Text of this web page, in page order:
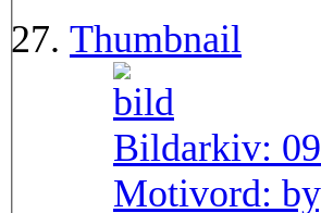
Thumbnail
Bildarkiv:
Motivord: